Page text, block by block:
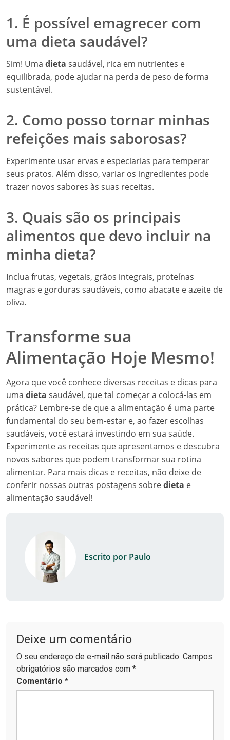
1. É possível emagrecer com
uma dieta saudável?
Sim! Uma dieta saudável, rica em nutrientes e
equilibrada, pode ajudar na perda de peso de forma
sustentável.
2. Como posso tornar minhas
refeições mais saborosas?
Experimente usar ervas e especiarias para temperar
seus pratos. Além disso, variar os ingredientes pode
trazer novos sabores às suas receitas.
3. Quais são os principais
alimentos que devo incluir na
minha dieta?
Inclua frutas, vegetais, grãos integrais, proteínas
magras e gorduras saudáveis, como abacate e azeite de
oliva.
Transforme sua
Alimentação Hoje Mesmo!
Agora que você conhece diversas receitas e dicas para
uma dieta saudável, que tal começar a colocá-las em
prática? Lembre-se de que a alimentação é uma parte
fundamental do seu bem-estar e, ao fazer escolhas
saudáveis, você estará investindo em sua saúde.
Experimente as receitas que apresentamos e descubra
novos sabores que podem transformar sua rotina
alimentar. Para mais dicas e receitas, não deixe de
conferir nossas outras postagens sobredieta e
alimentação saudável!
Escrito por Paulo
Deixe um comentário
O seu endereço de e-mail não será publicado. Campos
obrigatórios são marcados com *
Comentário *